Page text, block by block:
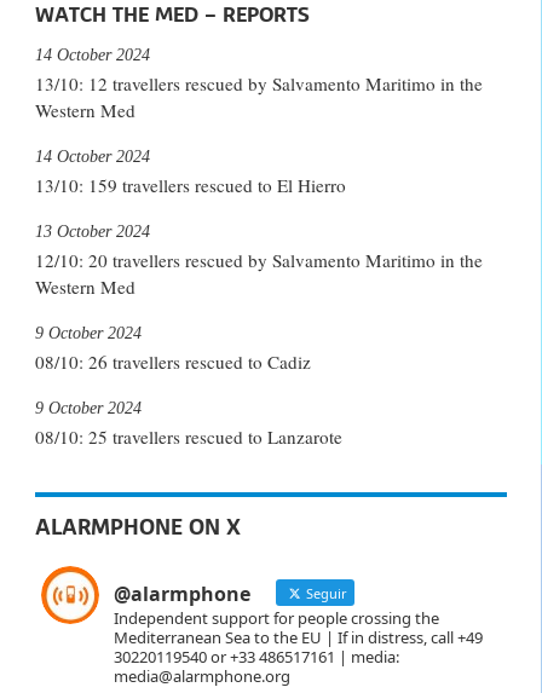
WATCH THE MED – REPORTS
13/10: 12 travellers rescued by Salvamento Maritimo in the
Western Med
14 October 2024
13/10: 159 travellers rescued to El Hierro
14 October 2024
12/10: 20 travellers rescued by Salvamento Maritimo in the
Western Med
13 October 2024
08/10: 26 travellers rescued to Cadiz
9 October 2024
08/10: 25 travellers rescued to Lanzarote
9 October 2024
ALARMPHONE ON X
@alarmphone Seguir
Independent support for people crossing the
Mediterranean Sea to the EU | If in distress, call +49
30220119540 or +33 486517161 | media:
media@alarmphone.org